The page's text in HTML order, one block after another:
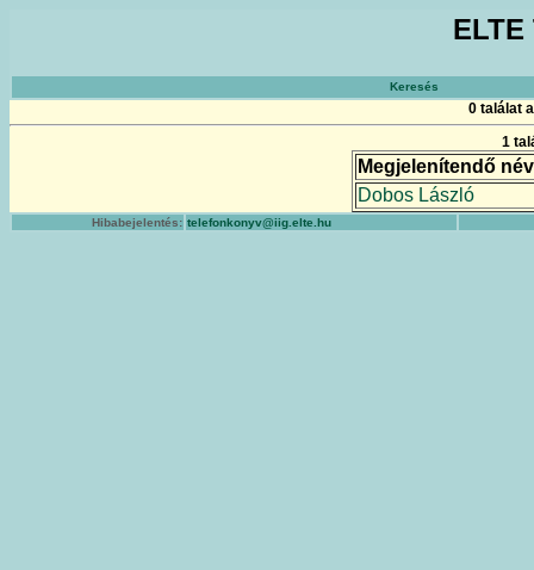
Keresés
0 találat
1
Megjelenítendő név
Dobos László
Hibabejelentés: telefonkonyv@iig.elte.hu